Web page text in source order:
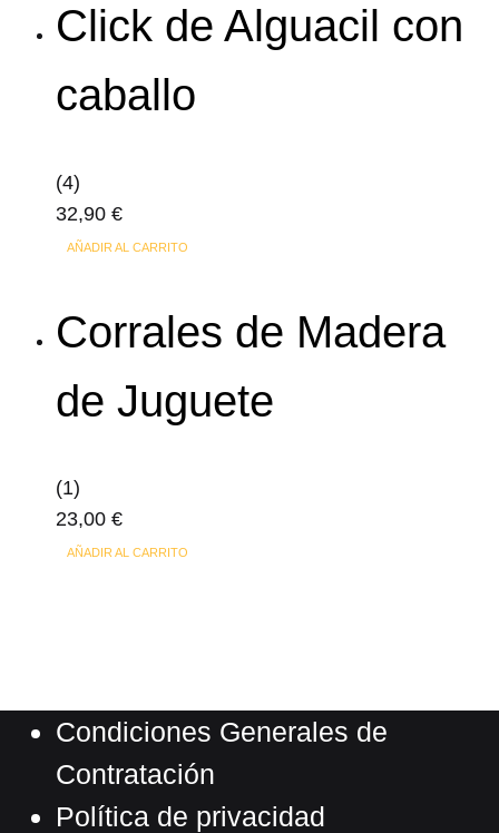
hasta
76,95 €
múltiples
página
de
Click de Alguacil con
caballo
(4)
32,90 €
AÑADIR AL CARRITO
Corrales de Madera
de Juguete
(1)
23,00 €
AÑADIR AL CARRITO
Condiciones Generales de
Contratación
Política de privacidad